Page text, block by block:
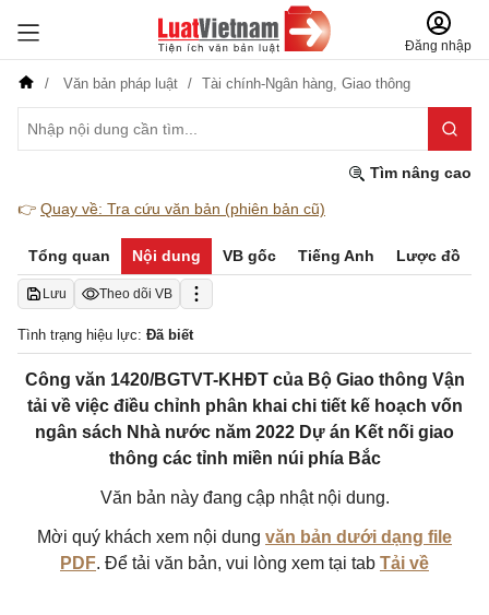
Đăng nhập
Văn bản pháp luật Tài chính-Ngân hàng, Giao thông
Tìm nâng cao
👉 Quay về: Tra cứu văn bản (phiên bản cũ)
Tổng quan Nội dung VB gốc Tiếng Anh Lược đồ
Lưu Theo dõi VB
Tình trạng hiệu lực: Đã biết
Công văn 1420/BGTVT-KHĐT của Bộ Giao thông Vận
tải về việc điều chỉnh phân khai chi tiết kế hoạch vốn
ngân sách Nhà nước năm 2022 Dự án Kết nối giao
thông các tỉnh miền núi phía Bắc
Văn bản này đang cập nhật nội dung.
Mời quý khách xem nội dung văn bản dưới dạng file
PDF. Để tải văn bản, vui lòng xem tại tab Tải về